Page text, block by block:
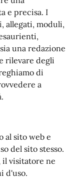
e precisa. I
allegati, moduli,
una redazione
rilevare degli
di
a
al sito web e
del sito stesso.
il visitatore ne
d'uso.